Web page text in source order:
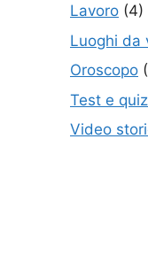
Lavoro (4)
Luoghi da
Oroscopo
Test e
Video